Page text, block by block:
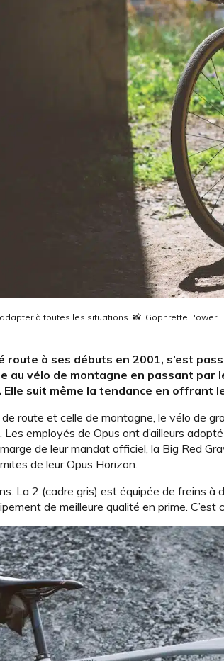
à toutes les situations. 📸: Gophrette Power
route à ses débuts en 2001, s’est
au vélo de montagne en passant par
suit même la tendance en offrant
route et celle de montagne, le vélo de
employés de Opus ont d’ailleurs
de leur mandat officiel, la Big Red
de leur Opus Horizon.
La 2 (cadre gris) est équipée de freins à
de meilleure qualité en prime.